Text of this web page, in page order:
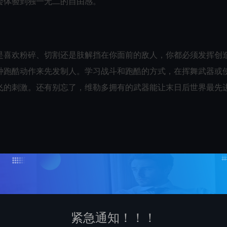
欢粉碎、切割还是肢解挡在你面前的敌人，你都必须发挥创
酷动作来先发制人。学习战斗和跑酷的方式，在挥舞武器或
刺激。还有别忘了，维勒多拥有的武器能让末日后世界最先
组队，以增加你的生存几率。一起探索剧情，接受漫游者哨
紧急通知！！！